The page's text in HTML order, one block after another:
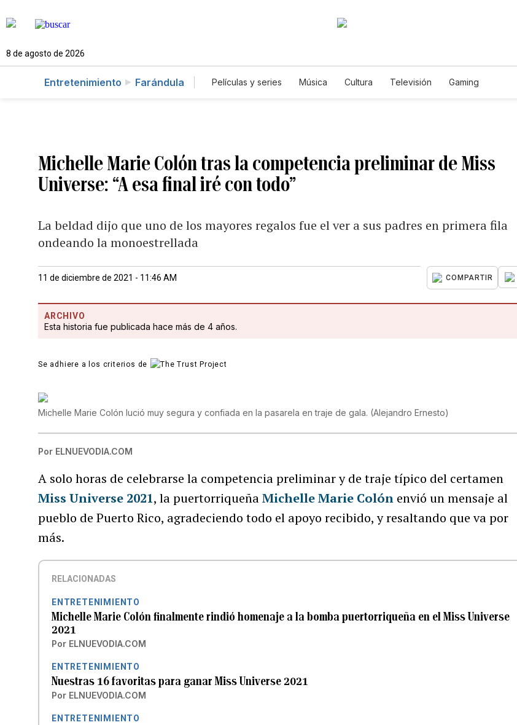
8 de agosto de 2026
Entretenimiento Farándula Películas y series Música Cultura Televisión Gaming
Michelle Marie Colón tras la competencia preliminar de Miss
Universe: “A esa final iré con todo”
La beldad dijo que uno de los mayores regalos fue el ver a sus padres en primera fila
ondeando la monoestrellada
11 de diciembre de 2021 - 11:46 AM COMPARTIR
ARCHIVO
Esta historia fue publicada hace más de 4 años.
Se adhiere a los criterios de
Michelle Marie Colón lució muy segura y confiada en la pasarela en traje de gala. (Alejandro Ernesto)
Por ELNUEVODIA.COM
A solo horas de celebrarse la competencia preliminar y de traje típico del certamen
Miss Universe 2021, la puertorriqueñaMichelle Marie Colón envió un mensaje al
pueblo de Puerto Rico, agradeciendo todo el apoyo recibido, y resaltando que va por
más.
RELACIONADAS
ENTRETENIMIENTO
Michelle Marie Colón finalmente rindió homenaje a la bomba puertorriqueña en el Miss Universe
2021
Por ELNUEVODIA.COM
ENTRETENIMIENTO
Nuestras 16 favoritas para ganar Miss Universe 2021
Por ELNUEVODIA.COM
ENTRETENIMIENTO